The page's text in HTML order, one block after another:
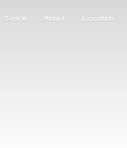
Store About Location